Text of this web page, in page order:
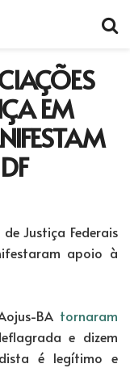
EM
Justiça Federais
apoio à
BA tornaram
e dizem
é legítimo e